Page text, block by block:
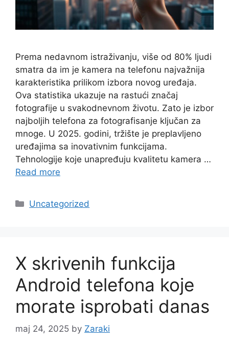
Prema nedavnom istraživanju, više od 80% ljudi
smatra da im je kamera na telefonu najvažnija
karakteristika prilikom izbora novog uređaja.
Ova statistika ukazuje na rastući značaj
fotografije u svakodnevnom životu. Zato je izbor
najboljih telefona za fotografisanje ključan za
mnoge. U 2025. godini, tržište je preplavljeno
uređajima sa inovativnim funkcijama.
Tehnologije koje unapređuju kvalitetu kamera …
Read more
Categories
Uncategorized
X skrivenih funkcija
Android telefona koje
morate isprobati danas
maj 24, 2025 by Zaraki